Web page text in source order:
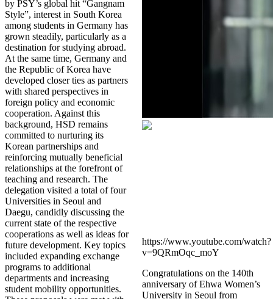
by PSY’s global hit “Gangnam
Style”, interest in South Korea
among students in Germany has
grown steadily, particularly as a
destination for studying abroad.
At the same time, Germany and
the Republic of Korea have
developed closer ties as partners
with shared perspectives in
foreign policy and economic
cooperation. Against this
background, HSD remains
committed to nurturing its
Korean partnerships and
reinforcing mutually beneficial
relationships at the forefront of
teaching and research. The
delegation visited a total of four
Universities in Seoul and
Daegu, candidly discussing the
current state of the respective
cooperations as well as ideas for
future development. Key topics
included expanding exchange
programs to additional
departments and increasing
student mobility opportunities.
https://www.youtube.com/watch?
v=9QRmOqc_moY
Congratulations on the 140th
anniversary of Ehwa Women’s
University in Seoul from